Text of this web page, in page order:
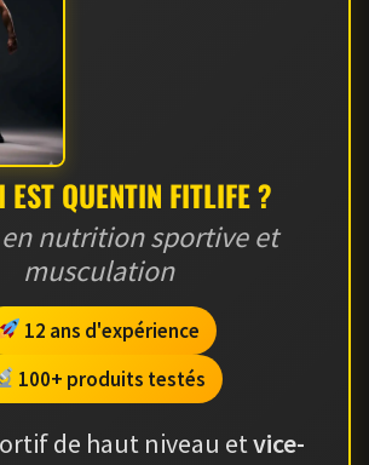
EST QUENTIN FITLIFE ?
nutrition sportive et
musculation
12 ans d'expérience
100+ produits testés
de haut niveau etvice-